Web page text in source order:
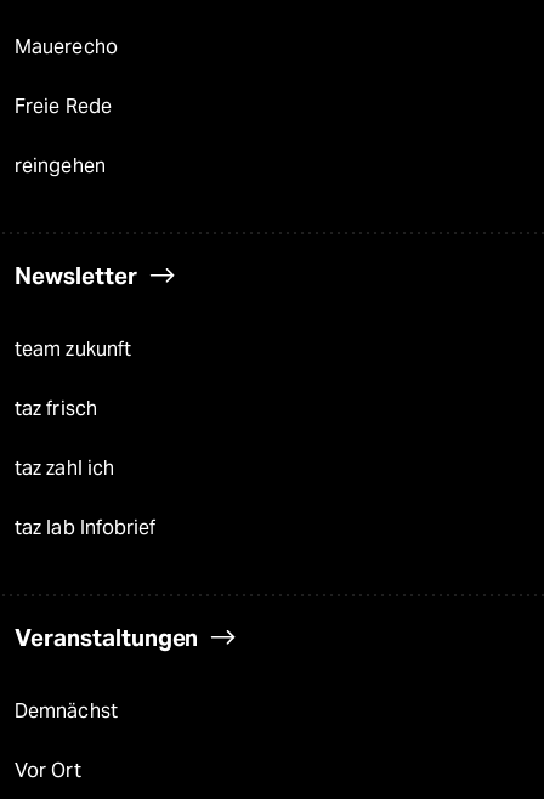
Mauerecho
Freie Rede
reingehen
Newsletter
team zukunft
taz frisch
taz zahl ich
taz lab Infobrief
Veranstaltungen
Demnächst
Vor Ort